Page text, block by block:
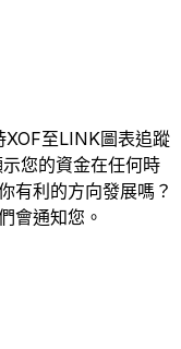
至LINK圖表追蹤
您的資金在任何時
有利的方向發展嗎？
會通知您。